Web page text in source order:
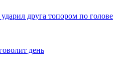
друга топором по голове
день